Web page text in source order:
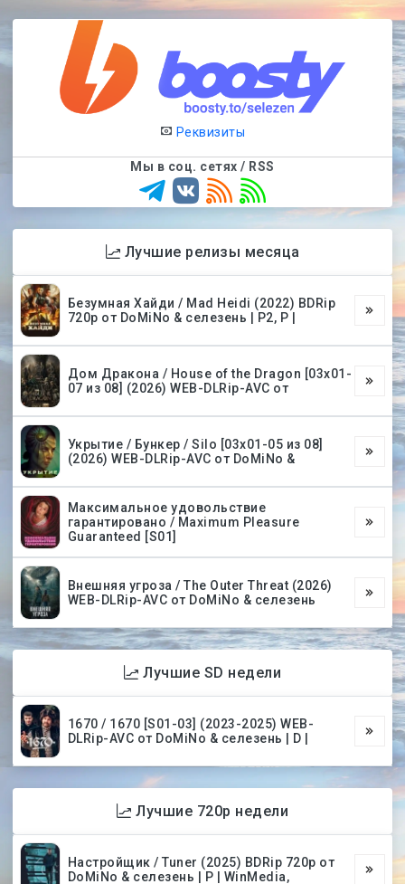
Реквизиты
Мы в соц. сетях / RSS
Лучшие релизы месяца
Безумная Хайди / Mad Heidi (2022) BDRip
720p от DoMiNo & селезень | P2, P |
Дом Дракона / House of the Dragon [03х01-
07 из 08] (2026) WEB-DLRip-AVC от
Укрытие / Бункер / Silo [03х01-05 из 08]
(2026) WEB-DLRip-AVC от DoMiNo &
Максимальное удовольствие
гарантировано / Maximum Pleasure
Guaranteed [S01]
Внешняя угроза / The Outer Threat (2026)
WEB-DLRip-AVC от DoMiNo & селезень
Лучшие SD недели
1670 / 1670 [S01-03] (2023-2025) WEB-
DLRip-AVC от DoMiNo & селезень | D |
Лучшие 720p недели
Настройщик / Tuner (2025) BDRip 720p от
DoMiNo & селезень | P | WinMedia,